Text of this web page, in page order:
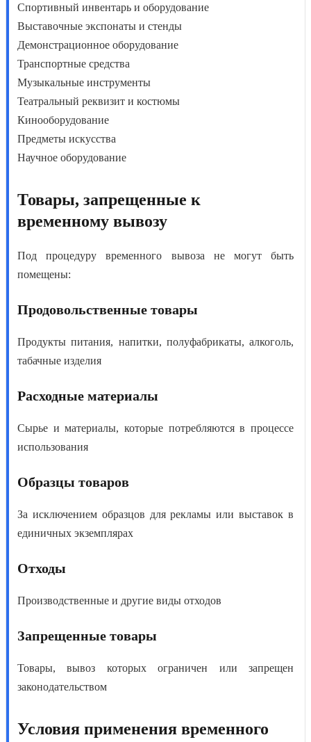
Спортивный инвентарь и оборудование
Выставочные экспонаты и стенды
Демонстрационное оборудование
Транспортные средства
Музыкальные инструменты
Театральный реквизит и костюмы
Кинооборудование
Предметы искусства
Научное оборудование
Товары, запрещенные к
временному вывозу
Подпроцедуру временного вывоза не могут быть
помещены:
Продовольственные товары
Продукты питания, напитки, полуфабрикаты, алкоголь,
табачные изделия
Расходные материалы
Сырье и материалы, которые потребляются в процессе
использования
Образцы товаров
За исключением образцов для рекламы или выставок в
единичных экземплярах
Отходы
Производственные и другие виды отходов
Запрещенные товары
Товары, вывоз которых ограничен или запрещен
законодательством
Условия применения временного